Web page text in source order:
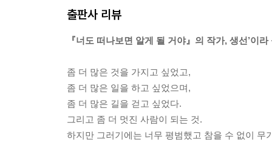
출판사 리뷰
『너도 떠나보면 알게 될 거야』의 작가, 생선’이
좀 더 많은 것을 가지고 싶었고,
좀 더 많은 일을 하고 싶었으며,
좀 더 많은 길을 걷고 싶었다.
그리고 좀 더 멋진 사람이 되는 것.
하지만 그러기에는 너무 평범했고 참을 수 없이 무